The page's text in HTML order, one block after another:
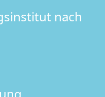
nach